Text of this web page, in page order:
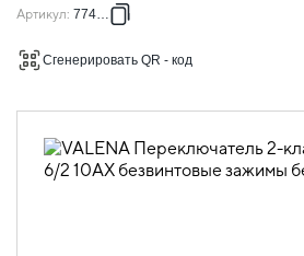
изделия скрытого монтажа VALENA
Артикул: 774408
Сгенерировать QR - код